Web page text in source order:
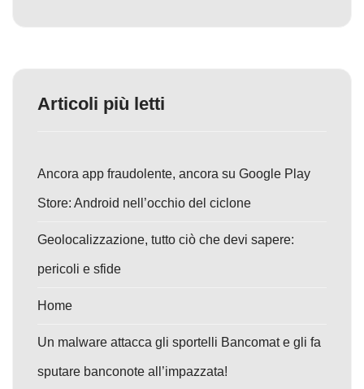
Articoli più letti
Ancora app fraudolente, ancora su Google Play
Store: Android nell’occhio del ciclone
Geolocalizzazione, tutto ciò che devi sapere:
pericoli e sfide
Home
Un malware attacca gli sportelli Bancomat e gli fa
sputare banconote all’impazzata!